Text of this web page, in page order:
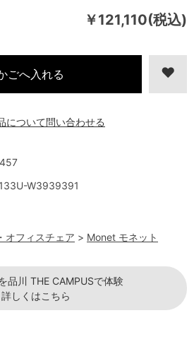
￥121,110(税込)
W3939391
オフィスチェア > Monet モネット
について問い合わせる
品川 THE CAMPUSで体験
詳しくはこちら